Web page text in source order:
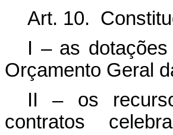
Art. 10.
I – as
Orçamento Geral
II – os
contratos